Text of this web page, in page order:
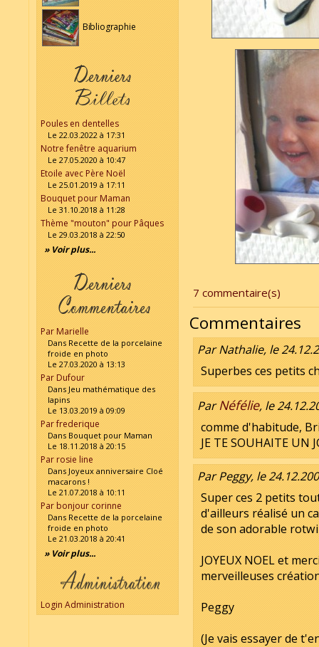
Bibliographie
Poules en dentelles
Le 22.03.2022 à 17:31
Notre fenêtre aquarium
Le 27.05.2020 à 10:47
Etoile avec Père Noël
Le 25.01.2019 à 17:11
Bouquet pour Maman
Le 31.10.2018 à 11:28
Thème "mouton" pour Pâques
Le 29.03.2018 à 22:50
» Voir plus...
Par Marielle
Dans Recette de la porcelaine
froide en photo
Le 27.03.2020 à 13:13
Par Dufour
Dans Jeu mathématique des
lapins
Le 13.03.2019 à 09:09
Par frederique
Dans Bouquet pour Maman
Le 18.11.2018 à 20:15
Par rosie line
Dans Joyeux anniversaire Cloé
macarons !
Le 21.07.2018 à 10:11
Par bonjour corinne
Dans Recette de la porcelaine
froide en photo
Le 21.03.2018 à 20:41
» Voir plus...
Login Administration
7 commentaire(s)
Commentaires
Par Nathalie, le
Superbes ces petits
ParNéfélie, le
comme d'habitude,
JE TE SOUHAITE UN
Par Peggy, le
Super ces 2 petits
d'ailleurs réalisé un
de son adorable
JOYEUX NOEL et
merveilleuses
Peggy
(Je vais essayer de